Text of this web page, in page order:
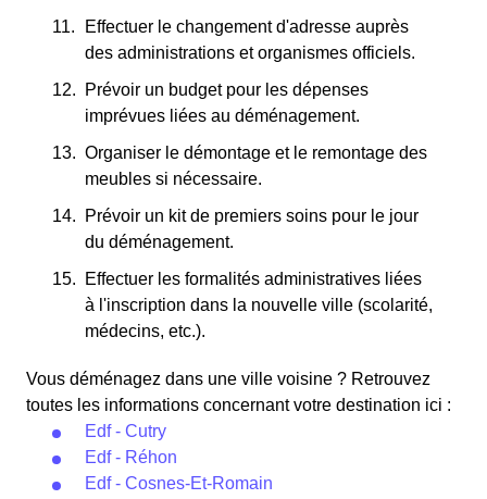
Effectuer le changement d'adresse auprès
des administrations et organismes officiels.
Prévoir un budget pour les dépenses
imprévues liées au déménagement.
Organiser le démontage et le remontage des
meubles si nécessaire.
Prévoir un kit de premiers soins pour le jour
du déménagement.
Effectuer les formalités administratives liées
à l'inscription dans la nouvelle ville (scolarité,
médecins, etc.).
Vous déménagez dans une ville voisine ? Retrouvez
toutes les informations concernant votre destination ici :
Edf - Cutry
Edf - Réhon
Edf - Cosnes-Et-Romain